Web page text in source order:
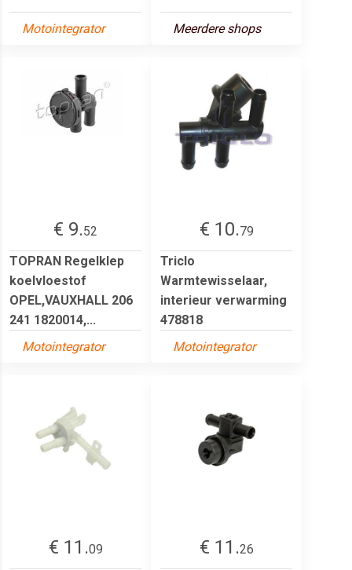
Motointegrator Meerdere shops
€ 9.52
TOPRAN Regelklep
koelvloestof
OPEL,VAUXHALL 206
241 1820014,...
Motointegrator
€ 10.79
Triclo
Warmtewisselaar,
interieur verwarming
478818
Motointegrator
€ 11.09
€ 11.26